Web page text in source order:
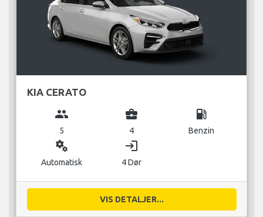
KIA CERATO
group
5
business_center
4
local_gas_station
Benzin
miscellaneous_services
Automatisk
login
4 Dør
VIS DETALJER...